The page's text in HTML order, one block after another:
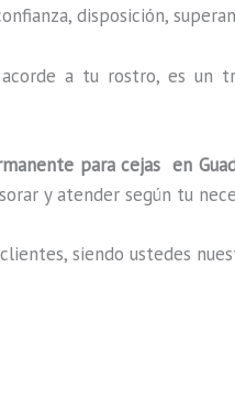
disposición,
a tu rostro, es un
para cejas en
y atender según tu
siendo ustedes